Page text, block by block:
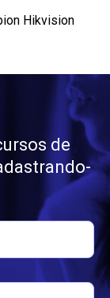
Hikvision
de